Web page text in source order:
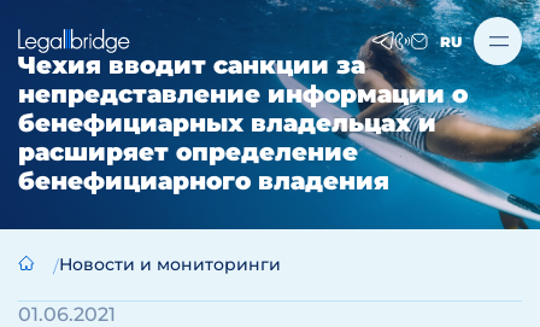
RU
Чехия вводит санкции за
непредставление информации о
бенефициарных владельцах и
расширяет определение
бенефициарного владения
Новости и мониторинги
01.06.2021